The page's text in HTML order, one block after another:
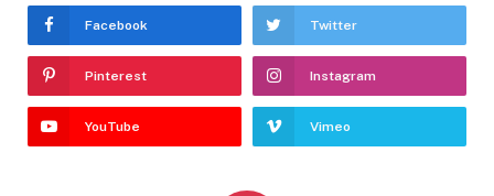
Facebook Twitter
Pinterest Instagram
YouTube Vimeo